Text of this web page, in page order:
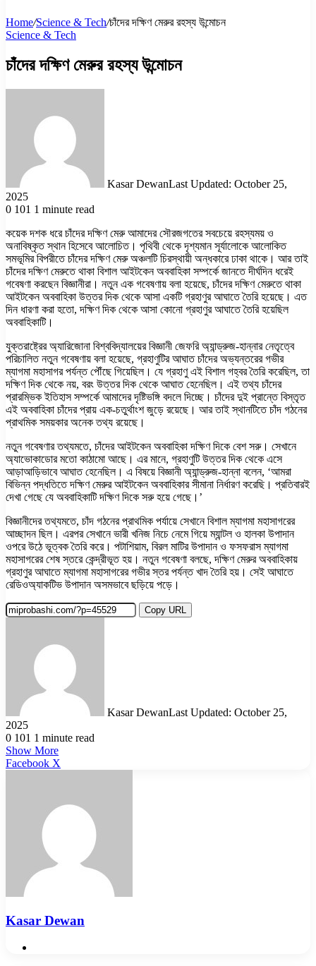
Home/Science & Tech/চাঁদের দক্ষিণ মেরুর রহস্য উন্মোচন
Science & Tech
চাঁদের দক্ষিণ মেরুর রহস্য উন্মোচন
Kasar DewanLast Updated: October 25,
2025
0 101 1 minute read
কয়েক দশক ধরে চাঁদের দক্ষিণ মেরু আমাদের সৌরজগতের সবচেয়ে রহস্যময় ও
অনাবিষ্কৃত স্থান হিসেবে আলোচিত। পৃথিবী থেকে দৃশ্যমান সূর্যালোকে আলোকিত
সমভূমির বিপরীতে চাঁদের দক্ষিণ মেরু অঞ্চলটি চিরস্থায়ী অন্ধকারে ঢাকা থাকে। আর তাই
চাঁদের দক্ষিণ মেরুতে থাকা বিশাল আইটকেন অববাহিকা সম্পর্কে জানতে দীর্ঘদিন ধরেই
গবেষণা করছেন বিজ্ঞানীরা। নতুন এক গবেষণায় বলা হয়েছে, চাঁদের দক্ষিণ মেরুতে থাকা
আইটকেন অববাহিকা উত্তর দিক থেকে আসা একটি গ্রহাণুর আঘাতে তৈরি হয়েছে। এত
দিন ধারণা করা হতো, দক্ষিণ দিক থেকে আসা কোনো গ্রহাণুর আঘাতে তৈরি হয়েছিল
অববাহিকাটি।
যুক্তরাষ্ট্রের অ্যারিজোনা বিশ্ববিদ্যালয়ের বিজ্ঞানী জেফরি অ্যান্ড্রুজ-হান্নার নেতৃত্বে
পরিচালিত নতুন গবেষণায় বলা হয়েছে, গ্রহাণুটির আঘাত চাঁদের অভ্যন্তরের গভীর
ম্যাগমা মহাসাগর পর্যন্ত পৌঁছে গিয়েছিল। যে গ্রহাণু এই বিশাল গহ্বর তৈরি করেছিল, তা
দক্ষিণ দিক থেকে নয়, বরং উত্তর দিক থেকে আঘাত হেনেছিল। এই তথ্য চাঁদের
প্রারম্ভিক ইতিহাস সম্পর্কে আমাদের দৃষ্টিভঙ্গি বদলে দিচ্ছে। চাঁদের দুই প্রান্তে বিস্তৃত
এই অববাহিকা চাঁদের প্রায় এক-চতুর্থাংশ জুড়ে রয়েছে। আর তাই স্থানটিতে চাঁদ গঠনের
প্রাথমিক সময়কার অনেক তথ্য রয়েছে।
নতুন গবেষণার তথ্যমতে, চাঁদের আইটকেন অববাহিকা দক্ষিণ দিকে বেশ সরু। সেখানে
অ্যাভোকাডোর মতো কাঠামো আছে। এর মানে, গ্রহাণুটি উত্তর দিক থেকে এসে
আড়াআড়িভাবে আঘাত হেনেছিল। এ বিষয়ে বিজ্ঞানী অ্যান্ড্রুজ-হান্না বলেন, ‘আমরা
বিভিন্ন পদ্ধতিতে দক্ষিণ মেরুর আইটকেন অববাহিকার সীমানা নির্ধারণ করেছি। প্রতিবারই
দেখা গেছে যে অববাহিকাটি দক্ষিণ দিকে সরু হয়ে গেছে।’
বিজ্ঞানীদের তথ্যমতে, চাঁদ গঠনের প্রাথমিক পর্যায়ে সেখানে বিশাল ম্যাগমা মহাসাগরের
আচ্ছাদন ছিল। এরপর সেখানে ভারী খনিজ নিচে নেমে গিয়ে ম্যান্টল ও হালকা উপাদান
ওপরে উঠে ভূত্বক তৈরি করে। পটাশিয়াম, বিরল মাটির উপাদান ও ফসফরাস ম্যাগমা
মহাসাগরের শেষ স্তরে কেন্দ্রীভূত হয়। নতুন গবেষণা বলছে, দক্ষিণ মেরুর অববাহিকায়
গ্রহাণুর আঘাতে ম্যাগমা মহাসাগরের গভীর স্তর পর্যন্ত খাদ তৈরি হয়। সেই আঘাতে
রেডিওঅ্যাকটিভ উপাদান অসমভাবে ছড়িয়ে পড়ে।
Copy URL
Kasar DewanLast Updated: October 25,
2025
0 101 1 minute read
Show More
Facebook X
Kasar Dewan